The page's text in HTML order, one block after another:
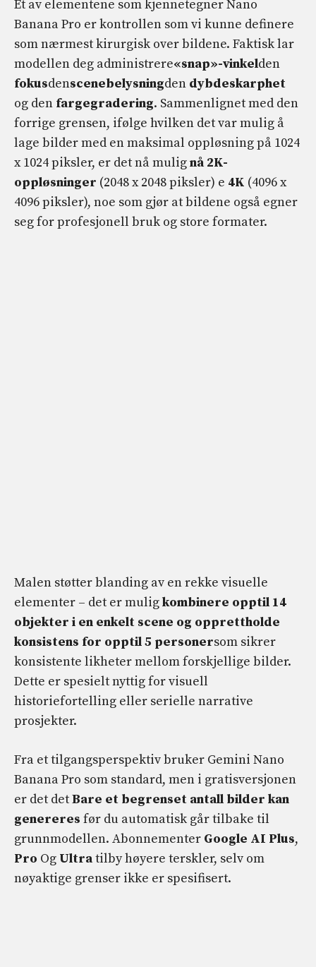
Et av elementene som kjennetegner Nano
Banana Pro er kontrollen som vi kunne definere
som nærmest kirurgisk over bildene. Faktisk lar
modellen deg administrere«snap»-vinkelden
fokusdenscenebelysningden dybdeskarphet
og den fargegradering. Sammenlignet med den
forrige grensen, ifølge hvilken det var mulig å
lage bilder med en maksimal oppløsning på 1024
x 1024 piksler, er det nå mulignå 2K-
oppløsninger (2048 x 2048 piksler) e 4K (4096 x
4096 piksler), noe som gjør at bildene også egner
seg for profesjonell bruk og store formater.
Malen støtter blanding av en rekke visuelle
elementer – det er muligkombinere opptil 14
objekter i en enkelt scene og opprettholde
konsistens for opptil 5 personersom sikrer
konsistente likheter mellom forskjellige bilder.
Dette er spesielt nyttig for visuell
historiefortelling eller serielle narrative
prosjekter.
Fra et tilgangsperspektiv bruker Gemini Nano
Banana Pro som standard, men i gratisversjonen
er det detBare et begrenset antall bilder kan
genereres før du automatisk går tilbake til
grunnmodellen. Abonnementer Google AI Plus,
Pro Og Ultratilby høyere terskler, selv om
nøyaktige grenser ikke er spesifisert.